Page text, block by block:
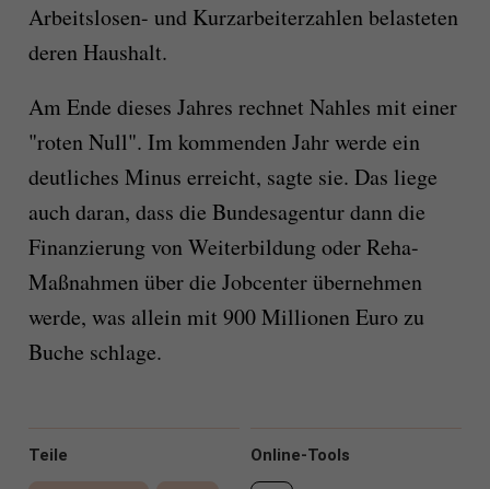
Arbeitslosen- und Kurzarbeiterzahlen belasteten
deren Haushalt.
Am Ende dieses Jahres rechnet Nahles mit einer
"roten Null". Im kommenden Jahr werde ein
deutliches Minus erreicht, sagte sie. Das liege
auch daran, dass die Bundesagentur dann die
Finanzierung von Weiterbildung oder Reha-
Maßnahmen über die Jobcenter übernehmen
werde, was allein mit 900 Millionen Euro zu
Buche schlage.
Online-Tools
Teile